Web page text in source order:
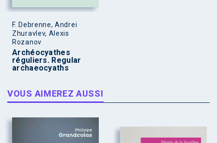
F. Debrenne, Andrei
Zhuravlev, Alexis
Rozanov
Archéocyathes
réguliers. Regular
archaeocyaths
VOUS AIMEREZ AUSSI